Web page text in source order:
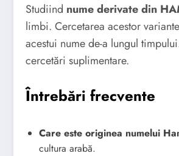
Studiind nume derivate din
limbi. Cercetarea acestor
acestui nume de-a lungul
cercetări suplimentare.
Întrebări frecvente
Care este originea numelui
cultura arabă.